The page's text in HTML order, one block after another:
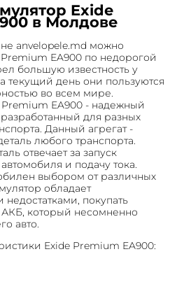
Exide
в Молдове
anvelopele.md можно
Premium EA900 по недорогой
большую известность у
текущий день они пользуются
во всем мире.
Premium EA900 - надежный
для разных
Данный агрегат -
любого транспорта.
отвечает за запуск
и подачу тока.
выбором от различных
обладает
покупать
который несомненно
авто.
Exide Premium EA900: